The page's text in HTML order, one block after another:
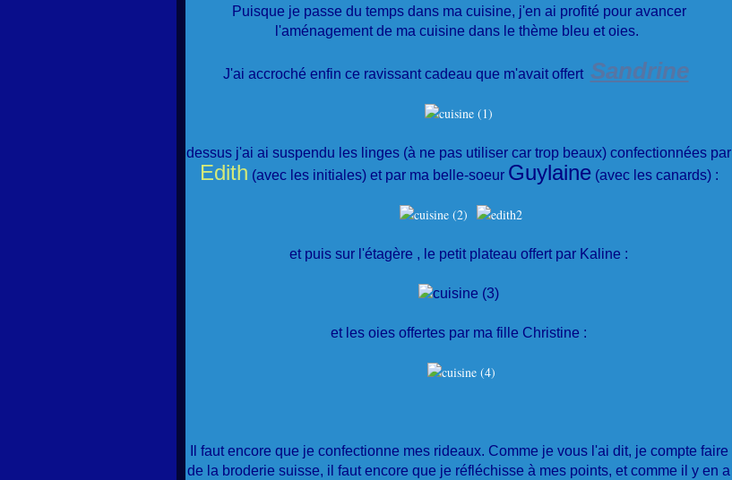
Puisque je passe du temps dans ma cuisine, j'en ai profité pour avancer
l'aménagement de ma cuisine dans le thème bleu et oies.
J'ai accroché enfin ce ravissant cadeau que m'avait offert Sandrine
dessus j'ai ai suspendu les linges (à ne pas utiliser car trop beaux) confectionnées par
Edith (avec les initiales) et par ma belle-soeur Guylaine(avec les canards) :
et puis sur l'étagère , le petit plateau offert par Kaline :
et les oies offertes par ma fille Christine :
Il faut encore que je confectionne mes rideaux. Comme je vous l'ai dit, je compte faire
de la broderie suisse, il faut encore que je réfléchisse à mes points, et comme il y en a